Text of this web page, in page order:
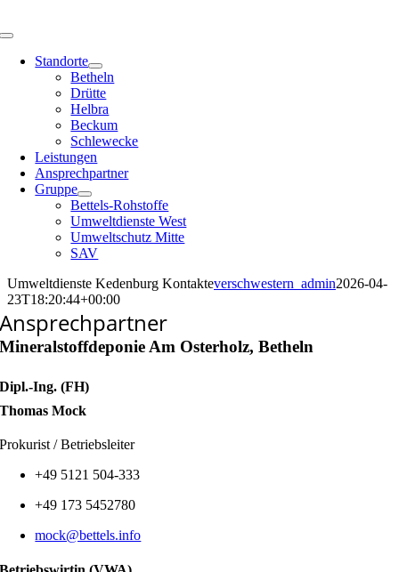
to
Toggle
NavigationStandorte
Betheln
Drütte
Helbra
Beckum
Schlewecke
Leistungen
Ansprechpartner
Gruppe
Bettels-Rohstoffe
Umweltdienste West
Umweltschutz Mitte
SAV
Umweltdienste Kedenburg Kontakteverschwestern_admin2026-04-
23T18:20:44+00:00
Ansprechpartner
Mineralstoffdeponie Am Osterholz, Betheln
Dipl.-Ing. (FH)
Thomas Mock
Prokurist / Betriebsleiter
+49 5121 504-333
+49 173 5452780
mock@bettels.info